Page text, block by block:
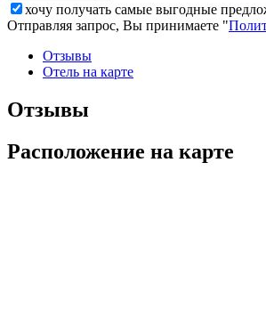
хочу получать самые выгодные
Отправляя запрос, Вы принимаете "
Отзывы
Отель на карте
Отзывы
Расположение на карте